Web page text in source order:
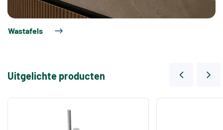
Wastafels
Uitgelichte producten